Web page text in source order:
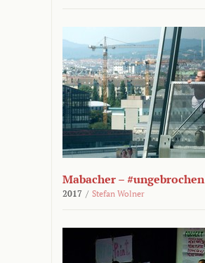
Mabacher – #ungebrochen
2017 / Stefan Wolner